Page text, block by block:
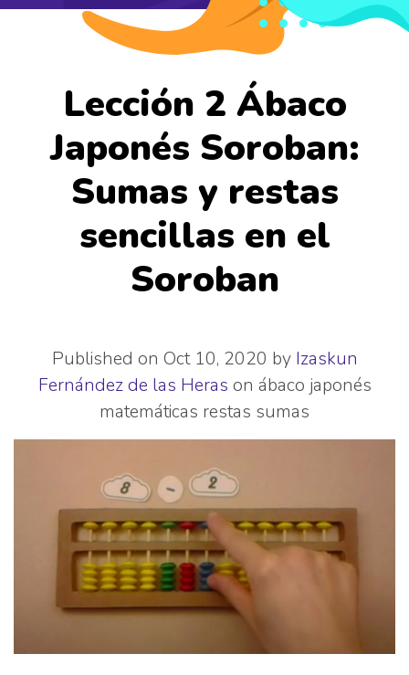
Lección 2 Ábaco
Japonés Soroban:
Sumas y restas
sencillas en el
Soroban
Published on Oct 10, 2020 by Izaskun
Fernández de las Heras on ábaco japonés
matemáticas restas sumas